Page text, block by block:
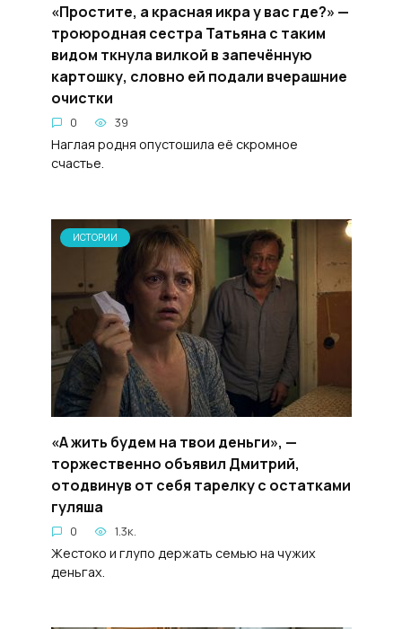
«Простите, а красная икра у вас где?» —
троюродная сестра Татьяна с таким
видом ткнула вилкой в запечённую
картошку, словно ей подали вчерашние
очистки
0 39
Наглая родня опустошила её скромное
счастье.
ИСТОРИИ
«А жить будем на твои деньги», —
торжественно объявил Дмитрий,
отодвинув от себя тарелку с остатками
гуляша
0 1.3к.
Жестоко и глупо держать семью на чужих
деньгах.